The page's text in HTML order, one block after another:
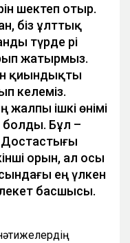
шектеп отыр.
біз ұлттық
түрде әрі
жатырмыз.
қиындықты
келеміз.
ішкі өнімі
болды. Бұл –
Достастығы
орын, ал осы
ең үлкен
басшысы.